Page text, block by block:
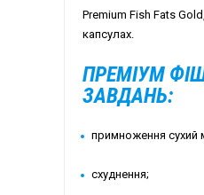
Premium Fish Fats
капсулах.
ПРЕМІУМ
ЗАВДАНЬ:
примноження сухий
схуднення;